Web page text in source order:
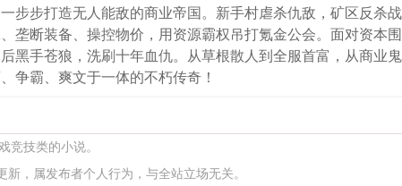
步步打造无人能敌的商业帝国。新手村虐杀仇敌，矿区反杀
断装备、操控物价，用资源霸权吊打氪金公会。面对资本
黑手苍狼，洗刷十年血仇。从草根散人到全服首富，从商业
争霸、爽文于一体的不朽传奇！
竞技类的小说。
新，属发布者个人行为，与全站立场无关。